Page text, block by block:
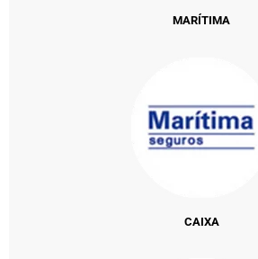
MARÍTIMA
CAIXA